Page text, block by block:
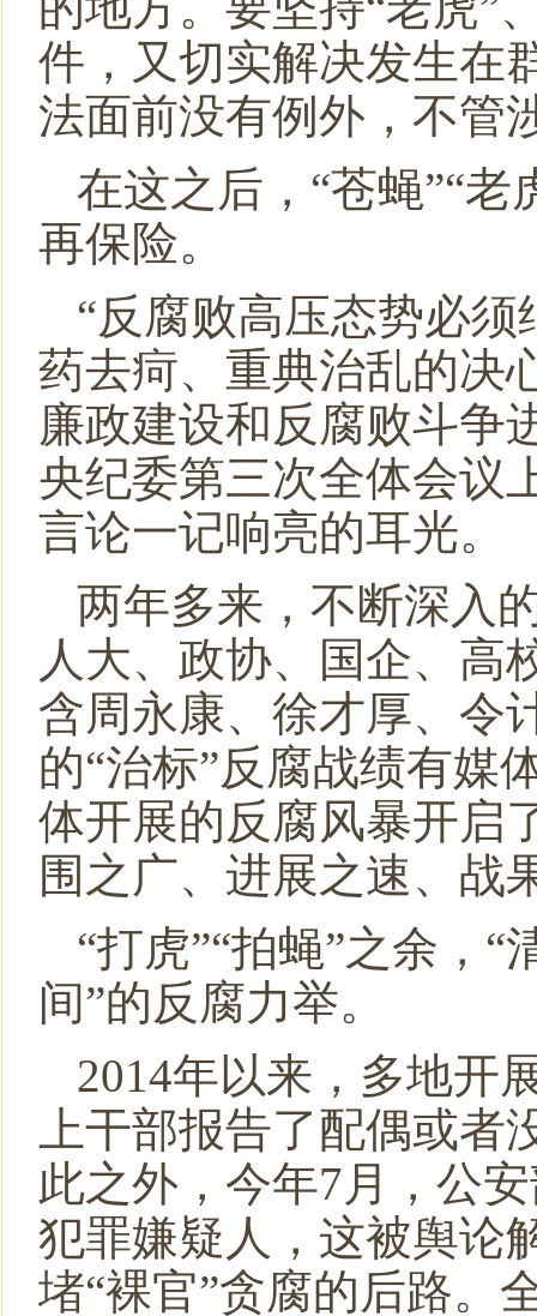
件，又切实解决发生在
法面前没有例外，不管
在这之后，“苍蝇”“
再保险。
“反腐败高压态势必
药去疴、重典治乱的决
廉政建设和反腐败斗争
央纪委第三次全体会议
言论一记响亮的耳光。
两年多来，不断深入
人大、政协、国企、高
含周永康、徐才厚、令
的“治标”反腐战绩有媒
体开展的反腐风暴开启
围之广、进展之速、战
“打虎”“拍蝇”之余，
间”的反腐力举。
2014年以来，多地开
上干部报告了配偶或
此之外，今年7月，公
犯罪嫌疑人，这被舆论
堵“裸官”贪腐的后路。